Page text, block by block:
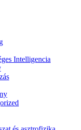
Intelligencia